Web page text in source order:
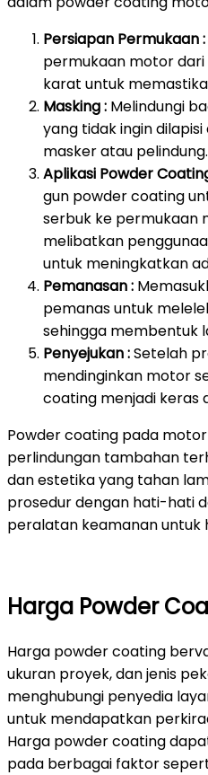
Persiapan Permukaan :
permukaan motor
karat untuk
Masking : Melindungi
yang tidak ingin
masker atau pelindung.
Aplikasi Powder
gun powder coating
serbuk ke permukaan
melibatkan
untuk meningkatkan
Pemanasan :
pemanas untuk
sehingga membentuk
Penyejukan :Setelah
mendinginkan motor
coating menjadi keras
Powder coating pada
perlindungan tambahan
dan estetika yang tahan
prosedur dengan hati-hati
peralatan keamanan untuk
Harga Powder
Harga powder coating
ukuran proyek, dan jenis
menghubungi penyedia
untuk mendapatkan
Harga powder coating
pada berbagai faktor